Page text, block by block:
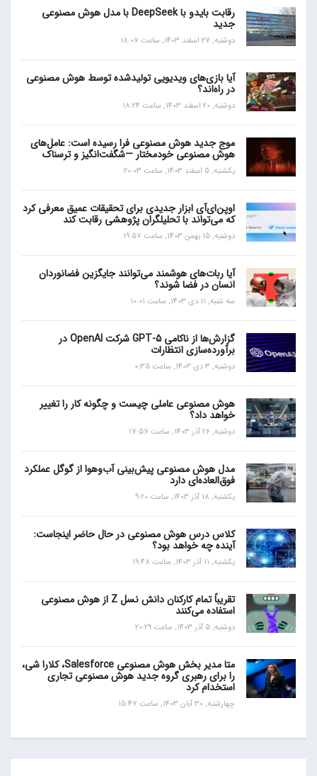
رقابت بایدو با DeepSeek با مدل هوش مصنوعی
جدید
دوشنبه, 27 اسفند 1403, ساعت 18:07
آیا بازی‌های ویدیویی تولیدشده توسط هوش مصنوعی
در راه‌اند؟
دوشنبه, 20 اسفند 1403, ساعت 18:24
موج جدید هوش مصنوعی فرا رسیده است: عامل‌های
هوش مصنوعی خودمختار —شگفت‌انگیز و ترسناک
یکشنبه, 5 اسفند 1403, ساعت 20:03
اوپن‌ای‌آی ابزار جدیدی برای تحقیقات عمیق معرفی کرد
که می‌تواند با تحلیلگران پژوهشی رقابت کند
دوشنبه, 15 بهمن 1403, ساعت 19:57
آیا ربات‌های هوشمند می‌توانند جایگزین فضانوردان
انسان در فضا شوند؟
سه شنبه, 11 دی 1403, ساعت 10:01
گزارش‌ها از ناکامی GPT-5 شرکت OpenAI در
برآورده‌سازی انتظارات
دوشنبه, 3 دی 1403, ساعت 0:35
هوش مصنوعی عاملی چیست و چگونه کار را تغییر
خواهد داد؟
دوشنبه, 26 آذر 1403, ساعت 17:57
مدل هوش مصنوعی پیش‌بینی آب‌و‌هوا از گوگل عملکرد
فوق‌العاده‌ای دارد
یکشنبه, 18 آذر 1403, ساعت 9:20
کلاس درس هوش مصنوعی در حال حاضر اینجاست:
آینده چه خواهد بود؟
یکشنبه, 11 آذر 1403, ساعت 19:48
تقریباً تمام کارکنان دانش نسل Z از هوش مصنوعی
استفاده می‌کنند
دوشنبه, 5 آذر 1403, ساعت 20:29
متا مدیر بخش هوش مصنوعی Salesforce، کلارا شی،
را برای رهبری گروه جدید هوش مصنوعی تجاری
استخدام کرد
چهارشنبه, 30 آبان 1403, ساعت 15:47